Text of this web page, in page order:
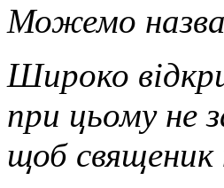
Можемо
Широко
при цьому не
щоб священик